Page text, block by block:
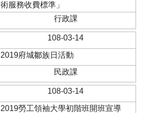
術服務收費標準」
行政課
108-03-14
2019府城鄒族日活動
民政課
108-03-14
2019勞工領袖大學初階班開班宣導